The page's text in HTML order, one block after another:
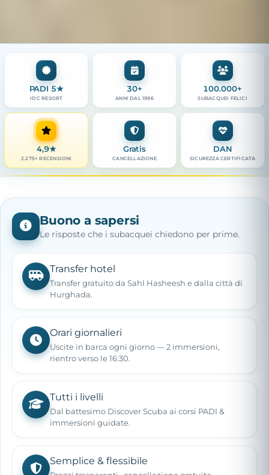
PADI 5★
IDC RESORT
30+
ANNI DAL 1996
100.000+
SUBACQUEI FELICI
4,9★
2.275+ RECENSIONI
Gratis
CANCELLAZIONE
DAN
SICUREZZA CERTIFICATA
Buono a sapersi
Le risposte che i subacquei chiedono per prime.
Transfer hotel
Transfer gratuito da Sahl Hasheesh e dalla città di
Hurghada.
Orari giornalieri
Uscite in barca ogni giorno — 2 immersioni,
rientro verso le 16:30.
Tutti i livelli
Dal battesimo Discover Scuba ai corsi PADI &
immersioni guidate.
Semplice & flessibile